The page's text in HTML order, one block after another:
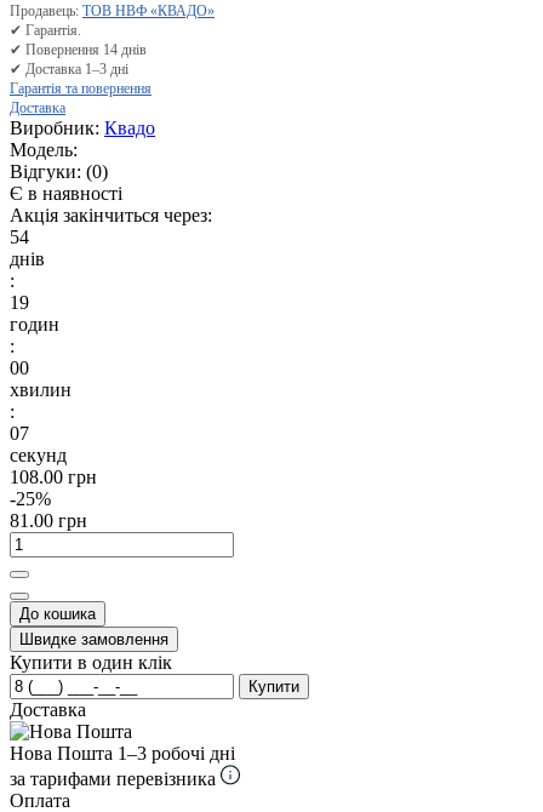
Продавець: ТОВ НВФ «КВАДО»
✔ Гарантія.
✔ Повернення 14 днів
✔ Доставка 1–3 дні
Гарантія та повернення
Доставка
Виробник: Квадо
Модель:
Відгуки: (0)
Є в наявності
Акція закінчиться через:
54
днів
:
19
годин
:
00
хвилин
:
06
секунд
108.00 грн
-25%
81.00 грн
До кошика
Швидке замовлення
Купити в один клік
Купити
Доставка
Нова Пошта 1–3 робочі дні
за тарифами перевізника
Оплата